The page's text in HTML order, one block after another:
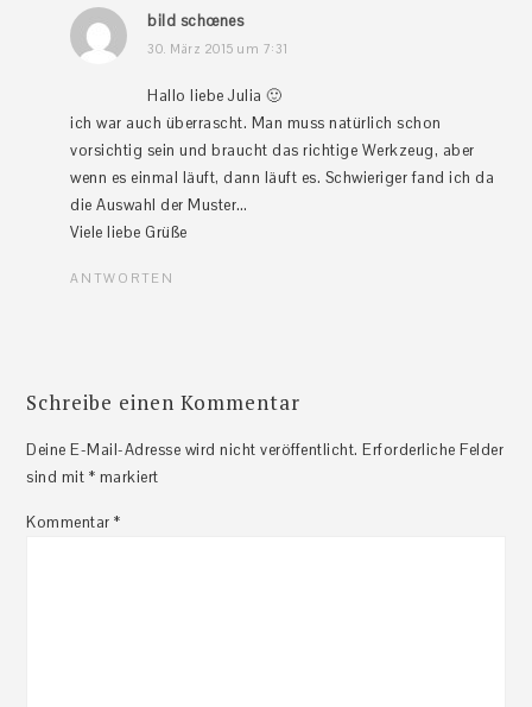
bild schœnes
30. März 2015 um 7:31
Hallo liebe Julia 🙂
ich war auch überrascht. Man muss natürlich schon
vorsichtig sein und braucht das richtige Werkzeug, aber
wenn es einmal läuft, dann läuft es. Schwieriger fand ich da
die Auswahl der Muster…
Viele liebe Grüße
ANTWORTEN
Schreibe einen Kommentar
Deine E-Mail-Adresse wird nicht veröffentlicht. Erforderliche Felder
sind mit * markiert
Kommentar*